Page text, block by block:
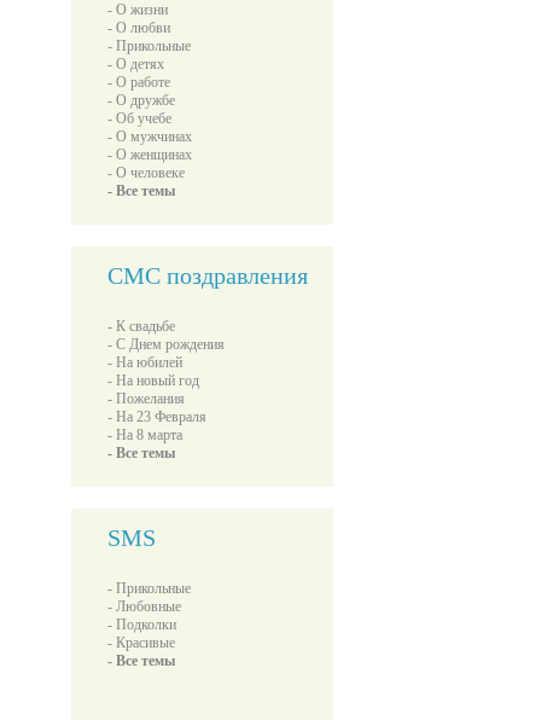
- О жизни
- О любви
- Прикольные
- О детях
- О работе
- О дружбе
- Об учебе
- О мужчинах
- О женщинах
- О человеке
- Все темы
СМС поздравления
- К свадьбе
- С Днем рождения
- На юбилей
- На новый год
- Пожелания
- На 23 Февраля
- На 8 марта
- Все темы
SMS
- Прикольные
- Любовные
- Подколки
- Красивые
- Все темы